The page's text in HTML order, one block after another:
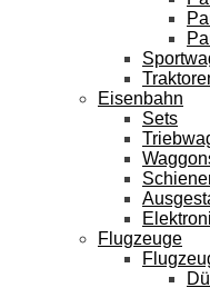
Eisenbahn
Sets
Flugzeuge